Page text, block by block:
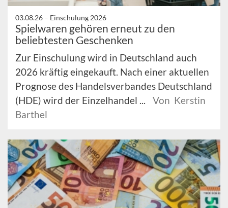
03.08.26 – Einschulung 2026
Spielwaren gehören erneut zu den
beliebtesten Geschenken
Zur Einschulung wird in Deutschland auch
2026 kräftig eingekauft. Nach einer aktuellen
Prognose des Handelsverbandes Deutschland
(HDE) wird der Einzelhandel ...
Von Kerstin
Barthel